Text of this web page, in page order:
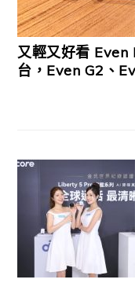
又輕又好看
台，Even G2、